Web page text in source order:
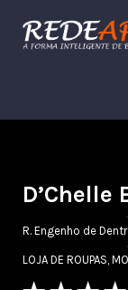
Procurar:
D’Chelle
R. Engenho de
LOJA DE ROUPAS,